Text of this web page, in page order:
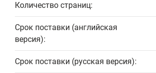
Количество страниц:
Срок поставки (английская
версия):
Срок поставки (русская версия):